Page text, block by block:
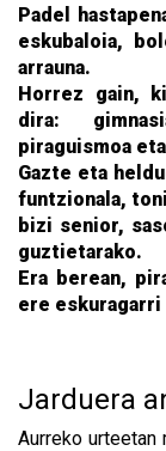
Padel
eskubaloia,
arrauna.
Horrez gain,
dira:
piraguismoa
Gazte eta
funtzionala,
bizi senior,
guztietarako.
Era berean,
ere eskuragarri
Jarduera
Aurreko urteetan